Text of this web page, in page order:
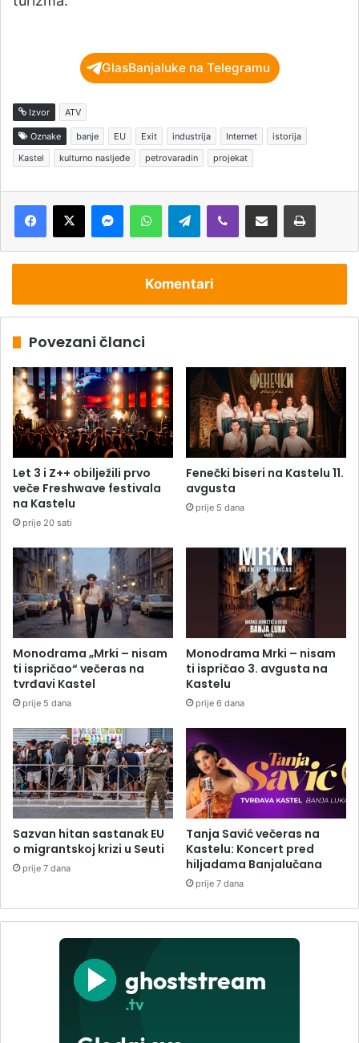
GlasBanjaluke na Telegramu
Izvor ATV
Oznake banje EU Exit industrija Internet
istorija
Kastel
kulturno nasljeđe petrovaradin projekat
Telegram
Komentari
Povezani članci
Let 3 i Z++ obilježili prvo
veče Freshwave festivala
na Kastelu
prije 20 sati
Fenečki biseri na Kastelu 11.
avgusta
prije 5 dana
Monodrama „Mrki – nisam
ti ispričao“ večeras na
tvrđavi Kastel
prije 5 dana
Monodrama Mrki – nisam
ti ispričao 3. avgusta na
Kastelu
prije 6 dana
Sazvan hitan sastanak EU
o migrantskoj krizi u Seuti
prije 7 dana
Tanja Savić večeras na
Kastelu: Koncert pred
hiljadama Banjalučana
prije 7 dana